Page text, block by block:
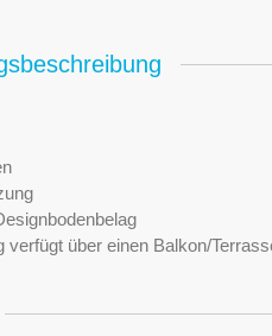
verfügt über einen Balkon/